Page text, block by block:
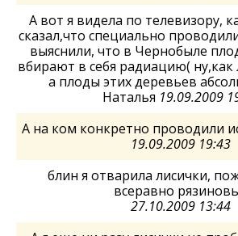
А вот я видела по телевизору,
сказал,что специально
выяснили, что в Чернобыле
вбирают в себя радиацию( ну,как
а плоды этих деревьев
Наталья 19.09.2009
А на ком конкретно проводили
19.09.2009 19:43
блин я отварила лисички,
всеравно
27.10.2009 13:44